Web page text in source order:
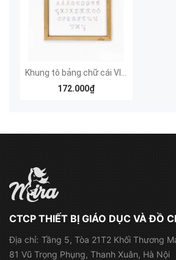
172.000₫
CTCP THIẾT BỊ GIÁO DỤC VÀ ĐỒ
Địa chỉ: Tầng 5, Tòa 21T2 Khối Thương
81 Vũ Trọng Phụng, Thanh Xuân, Hà Nội